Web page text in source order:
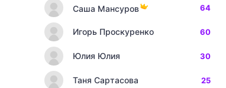
Саша Мансуров 64
Игорь Проскуренко 60
Юлия Юлия 30
Таня Сартасова 25